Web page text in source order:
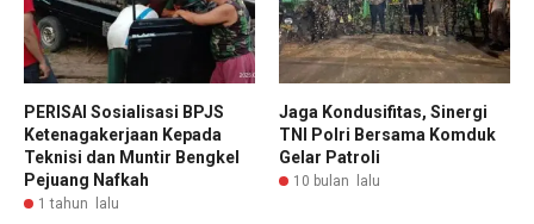
PERISAI Sosialisasi BPJS
Ketenagakerjaan Kepada
Teknisi dan Muntir Bengkel
Pejuang Nafkah
1 tahun lalu
Jaga Kondusifitas, Sinergi
TNI Polri Bersama Komduk
Gelar Patroli
10 bulan lalu